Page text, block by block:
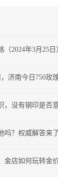
2024年3月25日
济南今日750玫
没有钢印是否
？权威解答来了
店如何玩转金